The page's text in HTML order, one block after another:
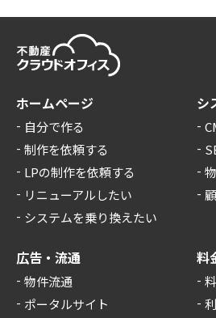
ホームページ
自分で作る
制作を依頼する
LPの制作を依頼する
リニューアルしたい
システムを乗り換えたい
シ
広告・流通
物件流通
ポータルサイト
料